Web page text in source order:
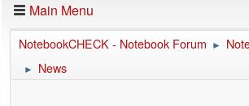
Forum
Impressum
Main Menu
NotebookCHECK - Notebook Forum ►
► News